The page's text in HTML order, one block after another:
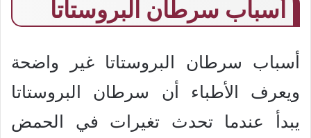
أسباب سرطان البروستاتا
أسباب سرطان البروستاتا غير واضحة
ويعرف الأطباء أن سرطان البروستاتا
يبدأ عندما تحدث تغيرات في الحمض